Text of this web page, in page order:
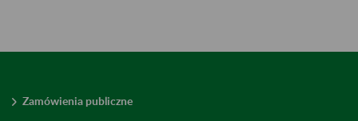
Zamówienia publiczne